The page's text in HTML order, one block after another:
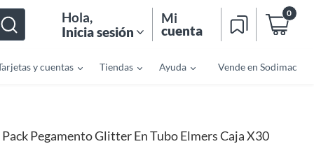
Hola,
Inicia sesión
Mi
cuenta
0
y cuentas Tiendas Ayuda Vende en Sodimac
Pack Pegamento Glitter En Tubo Elmers Caja X30